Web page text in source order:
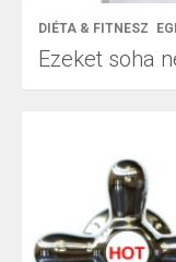
DIÉTA & FITNESZ
Ezeket soha